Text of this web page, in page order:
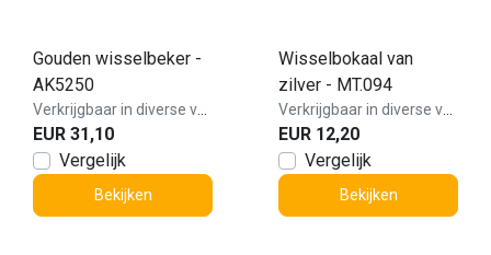
Gouden wisselbeker -
AK5250
EUR 31,10
Vergelijk
Bekijken
Wisselbokaal van
zilver - MT.094
EUR 12,20
Vergelijk
Bekijken